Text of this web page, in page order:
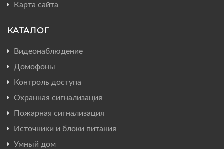
Карта сайта
КАТАЛОГ
Видеонаблюдение
Домофоны
Контроль доступа
Охранная сигнализация
Пожарная сигнализация
Источники и блоки питания
Умный дом